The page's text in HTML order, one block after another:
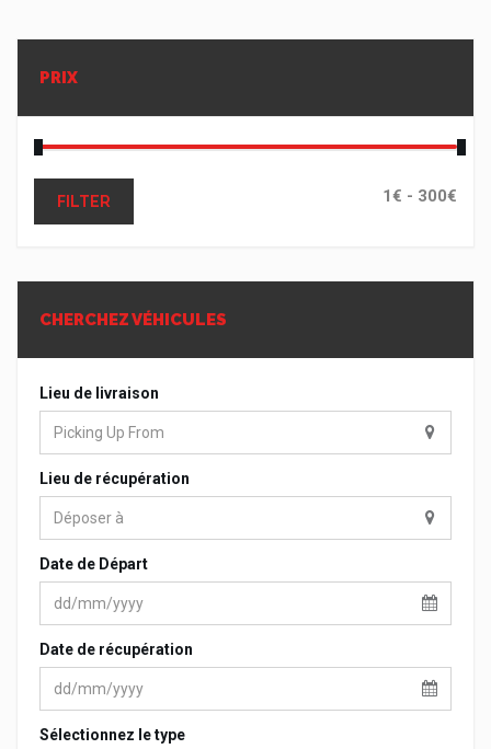
PRIX
FILTER
CHERCHEZ VÉHICULES
Lieu de livraison
Lieu de récupération
Date de Départ
Date de récupération
Sélectionnez le type